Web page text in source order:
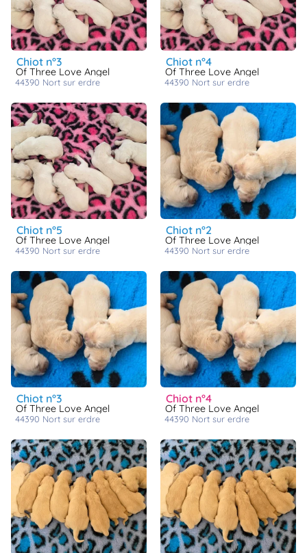
chiot n°3
Of Three Love Angel
44390 nort sur erdre
chiot n°4
Of Three Love Angel
44390 nort sur erdre
chiot n°5
Of Three Love Angel
44390 nort sur erdre
chiot n°2
Of Three Love Angel
44390 nort sur erdre
chiot n°3
Of Three Love Angel
44390 nort sur erdre
chiot n°4
Of Three Love Angel
44390 nort sur erdre